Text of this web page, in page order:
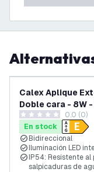
Calex Aplique
Doble cara - 8W
IP54 - Negro
0 estrellas de 0.0 (0)
En stock
Bidireccional
Iluminación LED
IP54: Resistente al
salpicaduras de